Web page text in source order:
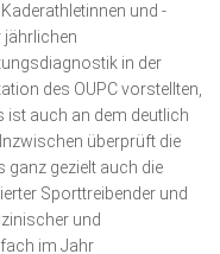
und -
jährlichen
in der
des OUPC vorstellten,
ist auch an dem deutlich
überprüft die
ganz gezielt auch die
Sporttreibender und
und
im Jahr